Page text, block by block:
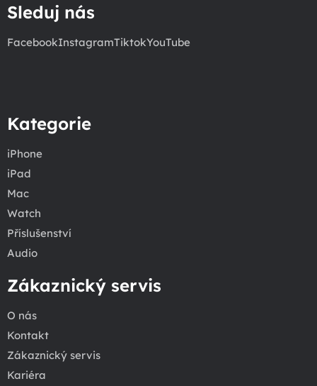
Sleduj nás
FacebookInstagramTiktokYouTube
Kategorie
iPhone
iPad
Mac
Watch
Příslušenství
Audio
Zákaznický servis
O nás
Kontakt
Zákaznický servis
Kariéra